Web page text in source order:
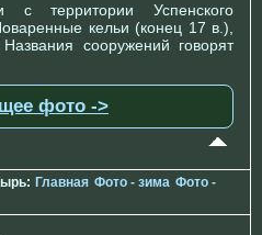
с территории Успенского
кельи (конец 17 в.),
сооружений говорят
фото ->
Главная Фото - зима Фото -